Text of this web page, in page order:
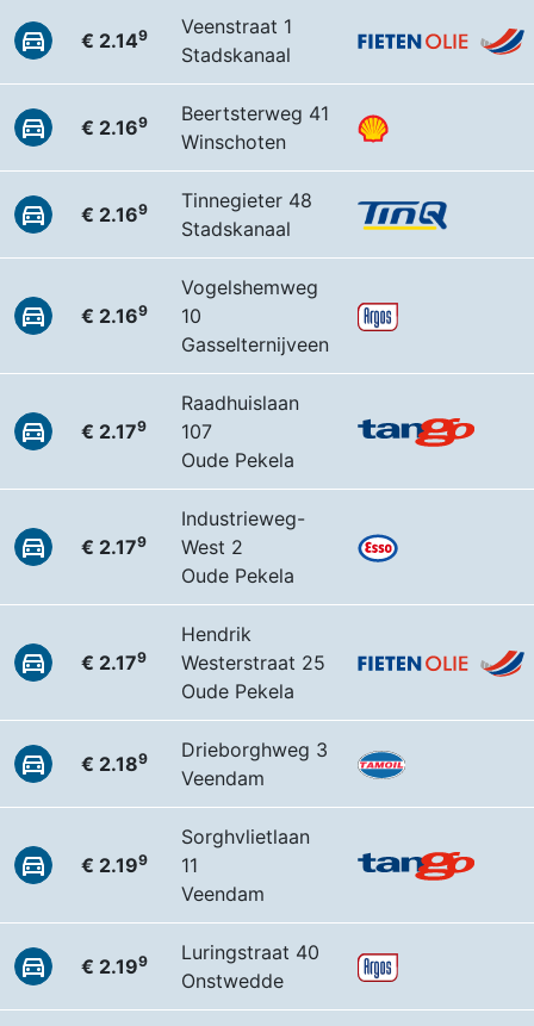
€ 2.149
Veenstraat 1
Stadskanaal
€ 2.169
Beertsterweg 41
Winschoten
€ 2.169
Tinnegieter 48
Stadskanaal
€ 2.169
Vogelshemweg
10
Gasselternijveen
€ 2.179
Raadhuislaan
107
Oude Pekela
€ 2.179
Industrieweg-
West 2
Oude Pekela
€ 2.179
Hendrik
Westerstraat 25
Oude Pekela
€ 2.189
Drieborghweg 3
Veendam
€ 2.199
Sorghvlietlaan
11
Veendam
€ 2.199
Luringstraat 40
Onstwedde